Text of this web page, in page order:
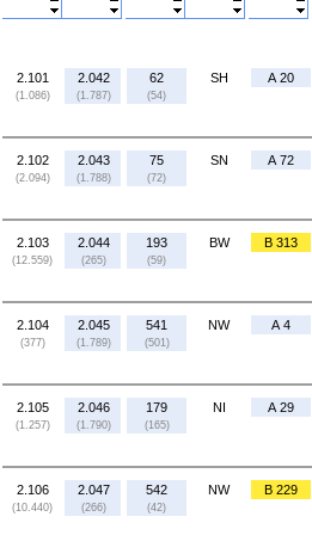
2.101
(1.086)
2.042
(1.787)
62
(54)
SH A 20
2.102
(2.094)
2.043
(1.788)
75
(72)
SN A 72
2.103
(12.559)
2.044
(265)
193
(59)
BW B 313
2.104
(377)
2.045
(1.789)
541
(501)
NW A 4
2.105
(1.257)
2.046
(1.790)
179
(165)
NI A 29
2.106
(10.440)
2.047
(266)
542
(42)
NW B 229